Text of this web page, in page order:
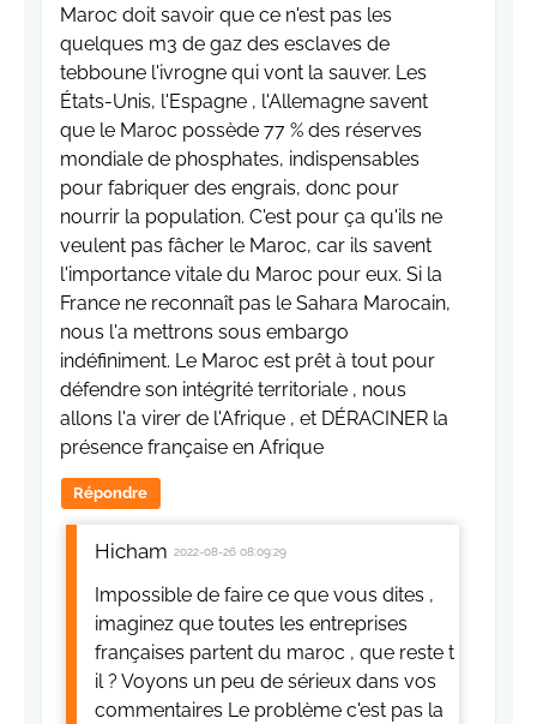
Maroc doit savoir que ce n'est pas les
quelques m3 de gaz des esclaves de
tebboune l'ivrogne qui vont la sauver. Les
États-Unis, l'Espagne , l'Allemagne savent
que le Maroc possède 77 % des réserves
mondiale de phosphates, indispensables
pour fabriquer des engrais, donc pour
nourrir la population. C'est pour ça qu'ils ne
veulent pas fâcher le Maroc, car ils savent
l'importance vitale du Maroc pour eux. Si la
France ne reconnaît pas le Sahara Marocain,
nous l'a mettrons sous embargo
indéfiniment. Le Maroc est prêt à tout pour
défendre son intégrité territoriale , nous
allons l'a virer de l'Afrique , et DÉRACINER la
présence française en Afrique
Répondre
Hicham 2022-08-26 08:09:29
Impossible de faire ce que vous dites ,
imaginez que toutes les entreprises
françaises partent du maroc , que reste t
il ? Voyons un peu de sérieux dans vos
commentaires Le problème c'est pas la